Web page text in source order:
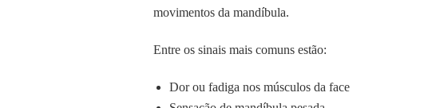
movimentos da mandíbula.
Entre os sinais mais comuns estão:
Dor ou fadiga nos músculos da face